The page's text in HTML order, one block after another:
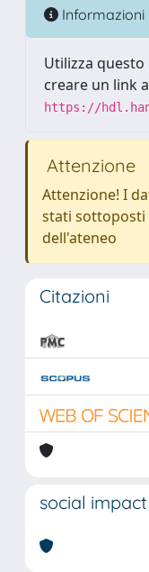
Informazioni
Utilizza
creare un link
https://
Attenzione
Attenzione! I
stati sottoposti
dell'ateneo
Citazioni
social impact